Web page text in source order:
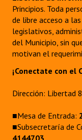
Principios. Toda
de libre acceso a
legislativos,
del Municipio, sin
motivan el
¡Conectate con el
Dirección: Libertad
■Mesa de Entrada:
■Subsecretaría de
4144703